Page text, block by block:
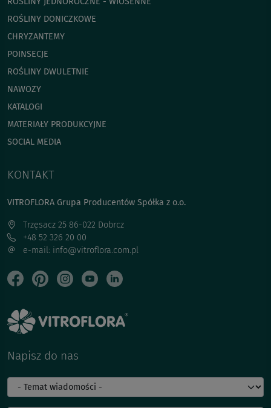
ROŚLINY DONICZKOWE
CHRYZANTEMY
POINSECJE
ROŚLINY DWULETNIE
NAWOZY
KATALOGI
MATERIAŁY PRODUKCYJNE
SOCIAL MEDIA
KONTAKT
VITROFLORA Grupa Producentów Spółka z o.o.
Trzęsacz 25 86-022 Dobrcz
+48 52 326 20 00
e-mail: info@vitroflora.com.pl
Napisz do nas